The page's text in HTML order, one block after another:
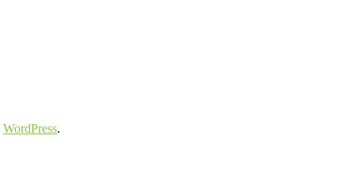
WordPress.